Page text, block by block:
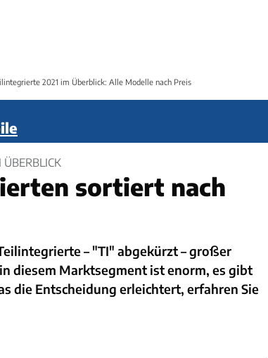
2021 im Überblick: Alle Modelle nach Preis
ÜBERBLICK
sortiert nach
– "TI" abgekürzt – großer
diesem Marktsegment ist enorm, es gibt
die Entscheidung erleichtert, erfahren Sie